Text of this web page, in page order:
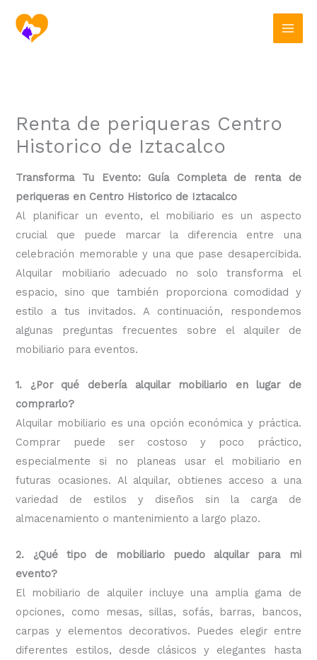
contenido
Renta de periqueras Centro
Historico de Iztacalco
Transforma Tu Evento: Guía Completa de renta de
periqueras en Centro Historico de Iztacalco
Al planificar un evento, el mobiliario es un aspecto
crucial que puede marcar la diferencia entre una
celebración memorable y una que pase desapercibida.
Alquilar mobiliario adecuado no solo transforma el
espacio, sino que también proporciona comodidad y
estilo a tus invitados. A continuación, respondemos
algunas preguntas frecuentes sobre el alquiler de
mobiliario para eventos.
1. ¿Por qué debería alquilar mobiliario en lugar de
comprarlo?
Alquilar mobiliario es una opción económica y práctica.
Comprar puede ser costoso y poco práctico,
especialmente si no planeas usar el mobiliario en
futuras ocasiones. Al alquilar, obtienes acceso a una
variedad de estilos y diseños sin la carga de
almacenamiento o mantenimiento a largo plazo.
2. ¿Qué tipo de mobiliario puedo alquilar para mi
evento?
El mobiliario de alquiler incluye una amplia gama de
opciones, como mesas, sillas, sofás, barras, bancos,
carpas y elementos decorativos. Puedes elegir entre
diferentes estilos, desde clásicos y elegantes hasta